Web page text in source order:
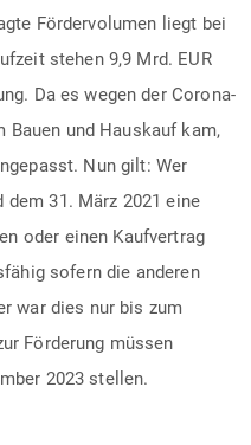
Fördervolumen liegt bei
stehen 9,9 Mrd. EUR
Da es wegen der Corona-
Bauen und Hauskauf kam,
Nun gilt: Wer
dem 31. März 2021 eine
oder einen Kaufvertrag
sofern die anderen
war dies nur bis zum
Förderung müssen
2023 stellen.